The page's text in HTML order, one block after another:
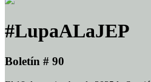
#LupaALaJEP
Boletín # 90